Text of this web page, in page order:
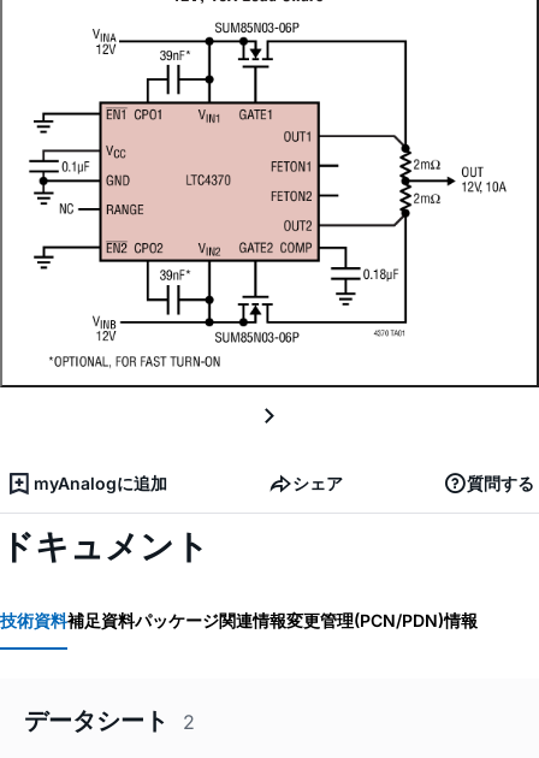
myAnalogに追加 シェア 質問する
ドキュメント
技術資料補足資料パッケージ関連情報変更管理(PCN/PDN)情報
データシート 2